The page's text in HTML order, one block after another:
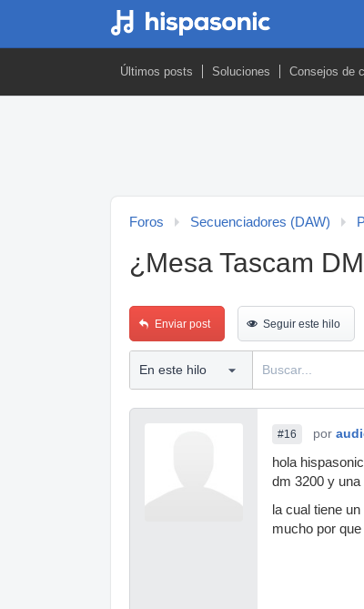
Últimos posts Soluciones Consejos de
Foros Secuenciadores (DAW)
¿Mesa Tascam
Enviar post Seguir este hilo
#16 por
hola
dm 3200 y
la cual tiene
mucho por